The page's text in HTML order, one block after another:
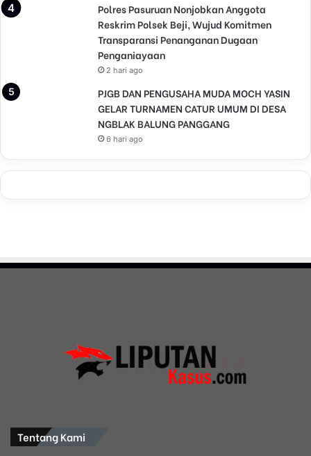
Polres Pasuruan Nonjobkan Anggota
Reskrim Polsek Beji, Wujud Komitmen
Transparansi Penanganan Dugaan
Penganiayaan
2 hari ago
PJGB DAN PENGUSAHA MUDA MOCH YASIN
GELAR TURNAMEN CATUR UMUM DI DESA
NGBLAK BALUNG PANGGANG
6 hari ago
Tentang Kami